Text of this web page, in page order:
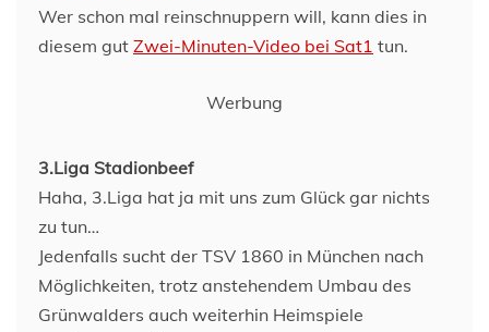
Wer schon mal reinschnuppern will, kann dies in
diesem gut Zwei-Minuten-Video bei Sat1 tun.
Werbung
3.Liga Stadionbeef
Haha, 3.Liga hat ja mit uns zum Glück gar nichts
zu tun…
Jedenfalls sucht der TSV 1860 in München nach
Möglichkeiten, trotz anstehendem Umbau des
Grünwalders auch weiterhin Heimspiele